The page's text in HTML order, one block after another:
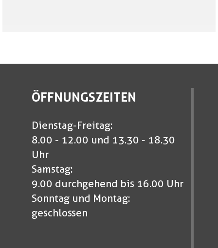
ÖFFNUNGSZEITEN
Dienstag-Freitag:
8.00 - 12.00 und 13.30 - 18.30
Uhr
Samstag:
9.00 durchgehend bis 16.00 Uhr
Sonntag und Montag:
geschlossen